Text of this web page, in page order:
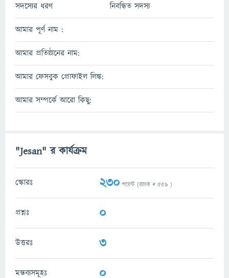
সদস্যের ধরণ নিবন্ধিত সদস্য
আমার পূর্ণ নাম :
আমার প্রতিষ্ঠানের নাম:
আমার ফেসবুক প্রোফাইল লিঙ্ক:
আমার সম্পর্কে আরো কিছু:
"Jesan" র কার্যক্রম
স্কোরঃ 230 পয়েন্ট (র‌্যাংক # 559 )
প্রশ্নঃ 0
উত্তরঃ 3
মন্তব্যসমূহঃ 0